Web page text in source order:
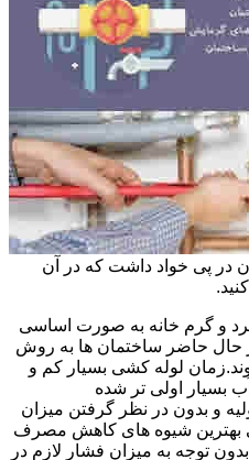
در پی خواد داشت که در آن
و گرم خانه به صورت اساسی
حال حاضر ساختمان ها به روش
لوله کشی بسیار کم و
بسیار اولی تر شده
و بدون در نظر گرفتن میزان
بهترین شیوه های کاهش مصرف
توجه به میزان فشار لازم در